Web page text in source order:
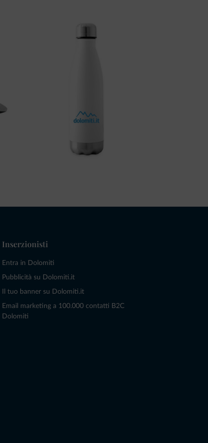
Inserzionisti
Entra in Dolomiti
Pubblicità su Dolomiti.it
Il tuo banner su Dolomiti.it
Email marketing a 100.000 contatti B2C
Dolomiti